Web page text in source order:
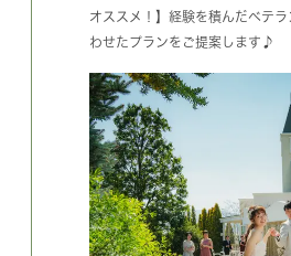
オススメ！】経験を積んだベテ
わせたプランをご提案します♪